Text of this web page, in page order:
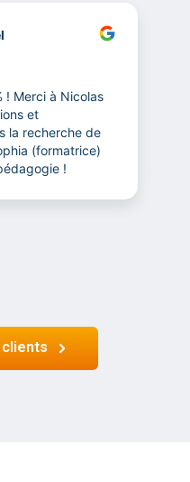
! Merci à Nicolas
et
la recherche de
(formatrice)
!